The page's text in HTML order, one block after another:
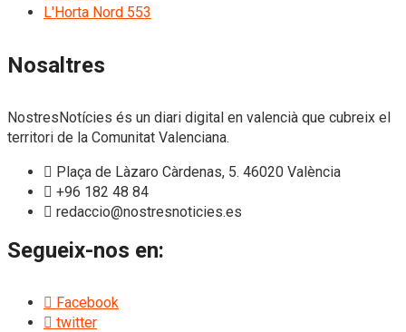
L'Horta Nord 553
Nosaltres
NostresNotícies és un diari digital en valencià que cubreix el
territori de la Comunitat Valenciana.
Plaça de Làzaro Càrdenas, 5. 46020 València
+96 182 48 84
redaccio@nostresnoticies.es
Segueix-nos en:
Facebook
twitter